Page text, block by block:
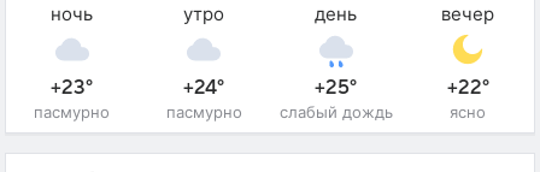
ночь
+23°
пасмурно
утро
+24°
пасмурно
день
+25°
слабый дождь
вечер
+22°
ясно